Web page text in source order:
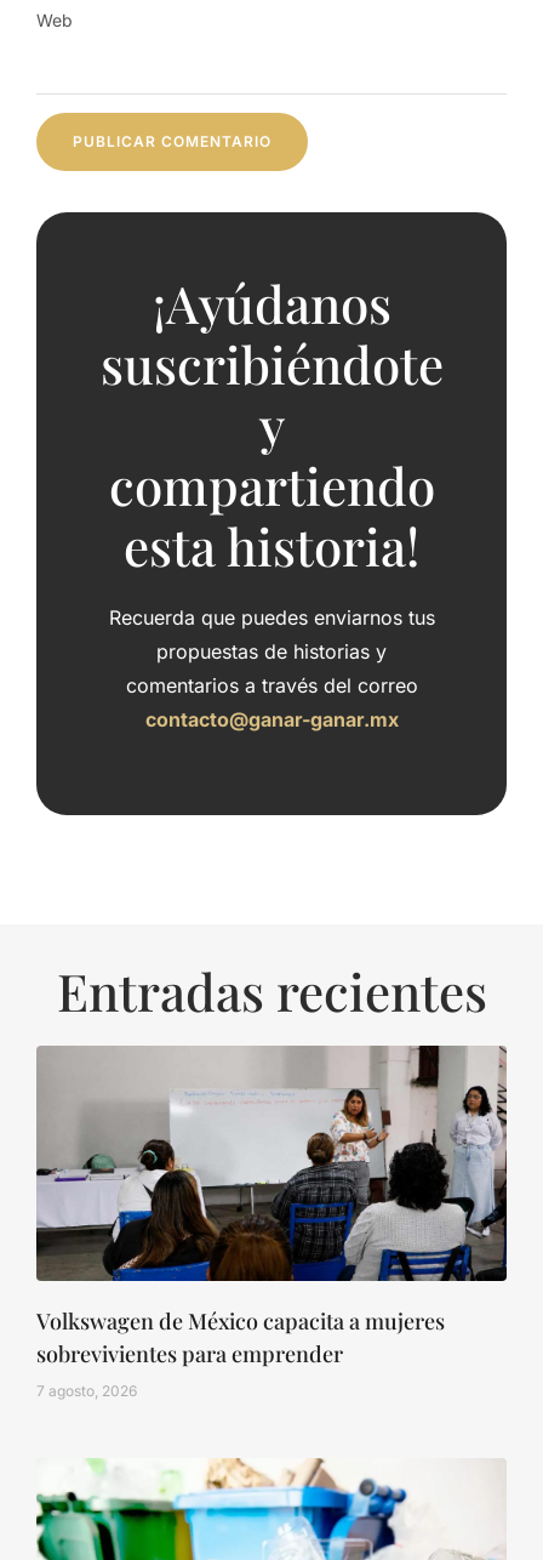
Web
¡Ayúdanos
suscribiéndote
y
compartiendo
esta historia!
Recuerda que puedes enviarnos tus
propuestas de historias y
comentarios a través del correo
contacto@ganar-ganar.mx
Entradas recientes
Volkswagen de México capacita a mujeres
sobrevivientes para emprender
7 agosto, 2026